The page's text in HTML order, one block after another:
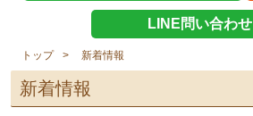
LINE問い合わせ
トップ 新着情報
新着情報